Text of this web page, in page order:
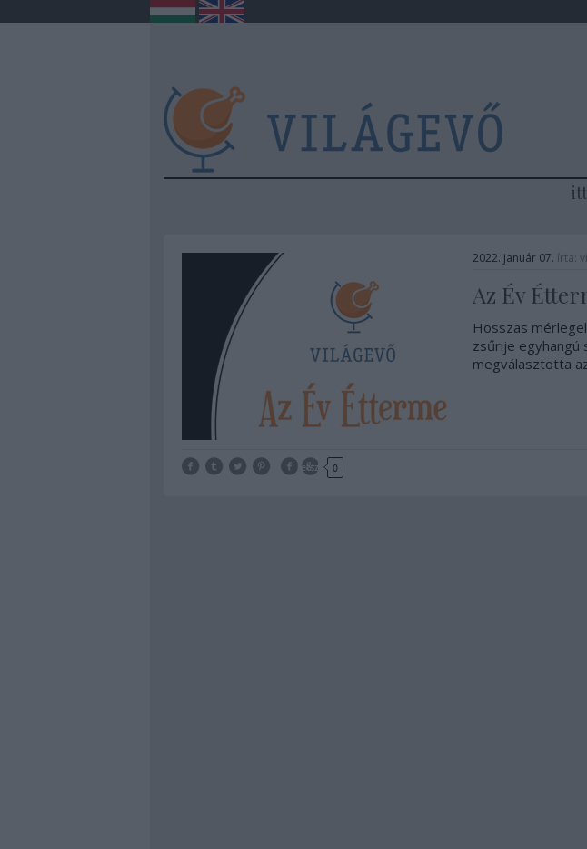
2022. január 07. írta:
Az Év
Hosszas
zsűrije egyhangú
megválasztotta
Tetszik 0